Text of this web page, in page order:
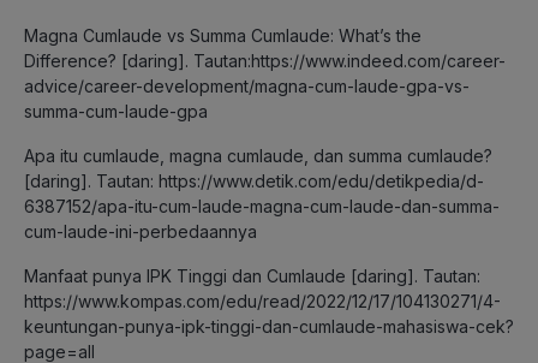
Magna Cumlaude vs Summa Cumlaude: What’s the
Difference? [daring]. Tautan:https://www.indeed.com/career-
advice/career-development/magna-cum-laude-gpa-vs-
summa-cum-laude-gpa
Apa itu cumlaude, magna cumlaude, dan summa cumlaude?
[daring]. Tautan: https://www.detik.com/edu/detikpedia/d-
6387152/apa-itu-cum-laude-magna-cum-laude-dan-summa-
cum-laude-ini-perbedaannya
Manfaat punya IPK Tinggi dan Cumlaude [daring]. Tautan:
https://www.kompas.com/edu/read/2022/12/17/104130271/4-
keuntungan-punya-ipk-tinggi-dan-cumlaude-mahasiswa-cek?
page=all